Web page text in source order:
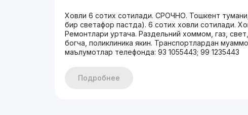
Ховли 6 сотих сотилади. СРОЧНО. Тошкент
бир светафор пастда). 6 сотих ховли сотилади.
Ремонтлари уртача. Раздельний хоммом, газ,
богча, поликлиника якин. Транспортлардан
маълумотлар телефонда: 93 1055443; 99 1235443
Подробнее